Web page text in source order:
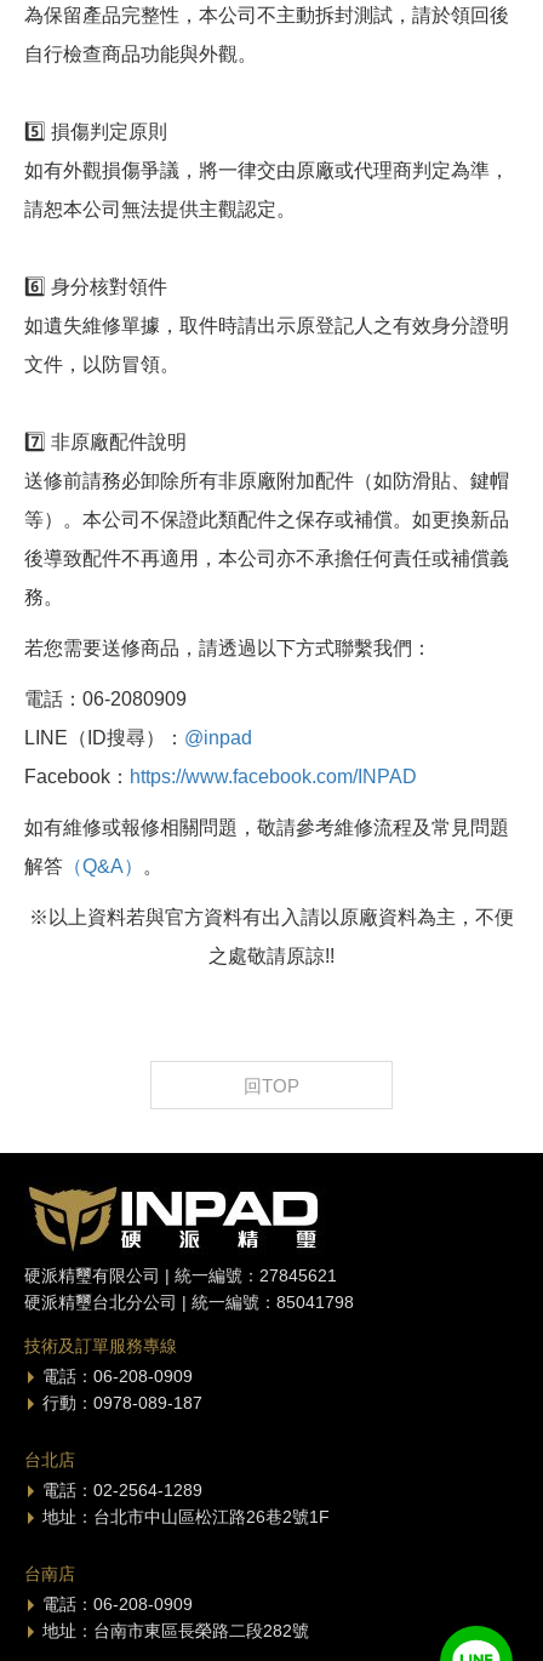
為保留產品完整性，本公司不主動拆封測試，請於領回後
自行檢查商品功能與外觀。
5️⃣ 損傷判定原則
如有外觀損傷爭議，將一律交由原廠或代理商判定為準，
請恕本公司無法提供主觀認定。
6️⃣ 身分核對領件
如遺失維修單據，取件時請出示原登記人之有效身分證明
文件，以防冒領。
7️⃣ 非原廠配件說明
送修前請務必卸除所有非原廠附加配件（如防滑貼、鍵帽
等）。本公司不保證此類配件之保存或補償。如更換新品
後導致配件不再適用，本公司亦不承擔任何責任或補償義
務。
若您需要送修商品，請透過以下方式聯繫我們：
電話：06-2080909
LINE（ID搜尋）： @inpad
Facebook： https://www.facebook.com/INPAD
如有維修或報修相關問題，敬請參考維修流程及常見問題
解答 （Q&A） 。
※以上資料若與官方資料有出入請以原廠資料為主，不便
之處敬請原諒!!
回TOP
硬派精璽有限公司 | 統一編號：27845621
硬派精璽台北分公司 | 統一編號：85041798
技術及訂單服務專線
電話：06-208-0909
行動：0978-089-187
台北店
電話：02-2564-1289
地址：台北市中山區松江路26巷2號1F
台南店
電話：06-208-0909
地址：台南市東區長榮路二段282號